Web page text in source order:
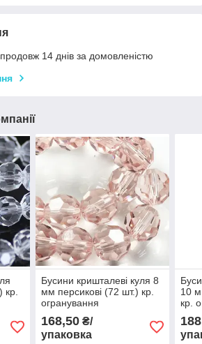
14 днів за домовленістю
кр.
Бусини кришталеві куля 8
мм персикові (72 шт.) кр.
огранування
168,50₴/
упаковка
10
кр.